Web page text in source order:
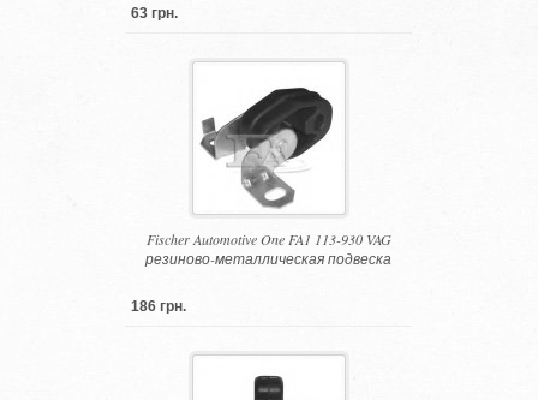
63 грн.
Fischer Automotive One FA1 113-930 VAG
резиново-металлическая подвеска
186 грн.